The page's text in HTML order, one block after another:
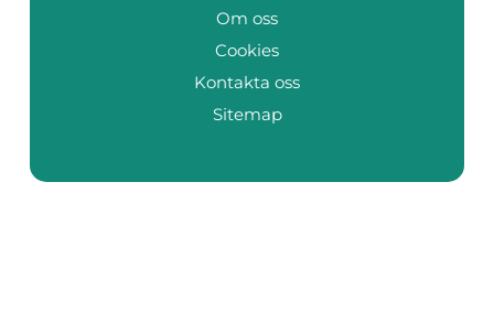
Om oss
Cookies
Kontakta oss
Sitemap